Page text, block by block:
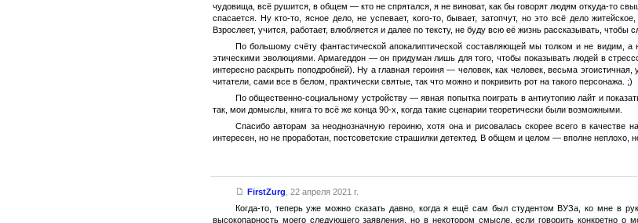
чудовища, всё рушится, в общем — кто не спрятался, я не виноват, как бы говорят людям откуда-то
спасается. Ну кто-то, ясное дело, не успевает, кого-то, бывает, затопчут, но это всё дело
Взрослеет, учится, работает, влюбляется и далее по тексту, не буду всю её жизнь рассказывать,
По большому счёту фантастической апокалиптической составляющей мы толком и не видим,
этическими эволюциями. Армагеддон — он придуман лишь для того, чтобы показывать людей в
интересно раскрыть поподробней). Ну а главная героиня — человек, как человек, весьма
читатели, сами все в белом, практически святые, так что можно и покривить рот на такого персонажа. ;)
По общественно-социальному устройству — явная попытка поиграть в антиутопию лайт и
так, мои домыслы, книга то всё же конца 90-х, когда такие сценарии теоретически были возможными.
Спасибо авторам за неоднозначную героиню, хотя она и рисовалась скорее всего в качестве
интересен, но не проработан, постсоветские страшилки детектед. В общем и целом — вполне неплохо,
FirstZurg 22 апреля 2021 г.
Когда-то, теперь уже можно сказать давно, когда я ещё сам был студентом ВУЗа, ко мне в
высокопарность моего следующего заявления, но в некотором смысле, если говорить